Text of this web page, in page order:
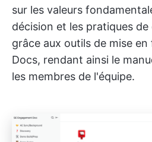
sur les valeurs
décision et les pratiques
grâce aux outils de mise
Docs, rendant ainsi le
les membres de l'équipe.